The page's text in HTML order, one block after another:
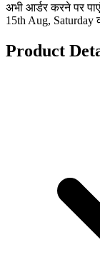
अभी आर्डर करने पर
15th Aug,
Product